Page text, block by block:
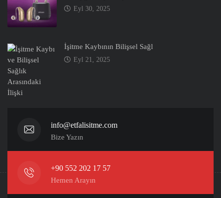
Eyl 30, 2025
İşitme Kaybının Bilişsel Sağl
Eyl 21, 2025
info@etfalisitme.com
Bize Yazın
+90 552 202 17 57
Hemen Arayın